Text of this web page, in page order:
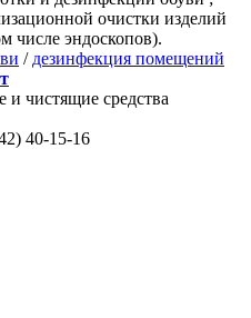
очистки изделий
числе эндоскопов).
/ дезинфекция помещений
чистящие средства
40-15-16